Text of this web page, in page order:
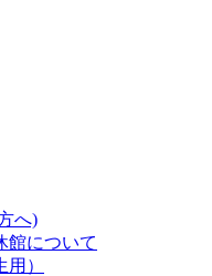
へ)
館について
）